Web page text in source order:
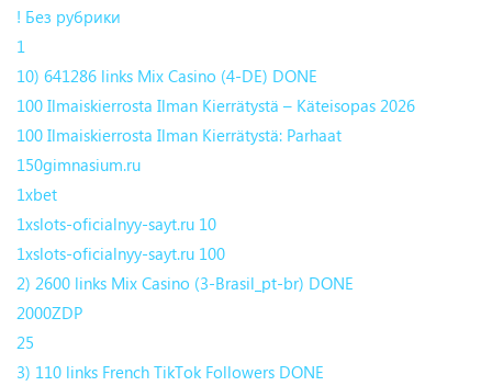
! Без рубрики
1
10) 641286 links Mix Casino (4-DE) DONE
100 Ilmaiskierrosta Ilman Kierrätystä – Käteisopas 2026
100 Ilmaiskierrosta Ilman Kierrätystä: Parhaat
150gimnasium.ru
1xbet
1xslots-oficialnyy-sayt.ru 10
1xslots-oficialnyy-sayt.ru 100
2) 2600 links Mix Casino (3-Brasil_pt-br) DONE
2000ZDP
25
3) 110 links French TikTok Followers DONE